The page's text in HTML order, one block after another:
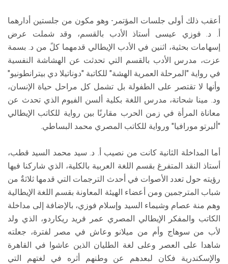
أعقب ذلك أولى جلسات المؤتمر- وهو مكون من جلستين أدارهما
أ. د. فوزي عيسى أستاذ الأدب بالقسم، وقد شملت عرض
إسهامات بحثية، اثنين في الأدب الإيطالي قدمهما كلً من د. بسمة
عزت، مدرس الأدب بالقسم التي تحدثت عن الهشاشة النفسية
في رواية "المرحلة العمرية الهشة" للكاتبة "دوناتيلا دي بيترانطونيو"
وأنها لا تقتصر على الطفولة بل تشمل كل مراحل حياة الإنسان،
ود. مينا شحاتة، مدرس اللغة بكلية ألسن الفيوم الذي تحدث عن
معاناة المرأة في زمن الحرب مقارنًا بين رواية للكاتب الإيطالي
"ألبرتو مورافيا" ورواية للكاتب المصري محمد البساطي.
أما المداخلة الثانية كانت من نصيب أ. د. سيد محمد السيد قطب،
أستاذ النقد المتفرغ بقسم اللغة العربية بالكلية، الذي شاركنا فيها
رؤيته حول تعدد الأصوات في أحدث الترجمات التي قدمها ثلاثةٌ من
شباب المترجمين ومن أعضاء الهيئة المعاونة بقسم اللغة الإيطالية
وهم منة عصام وشيماء السيد وإسلام فوزي، بالإضافة إلى مداخلة
الكاتب والمفكر الإيطالي المصري عمر فريد ريكاردو، الذي ولد
لأب من سوهاج وأم من ميلانو وعاش في مصر لفترة، جعلته
شاهدا على العصر وعلى لغة الطليان الذين عاشوا في القاهرة
والإسكندرية فكان لبعدهم عن وطنهم أثره في لغتهم التي